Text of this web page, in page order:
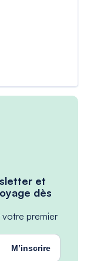
et
dès
votre premier
M’inscrire